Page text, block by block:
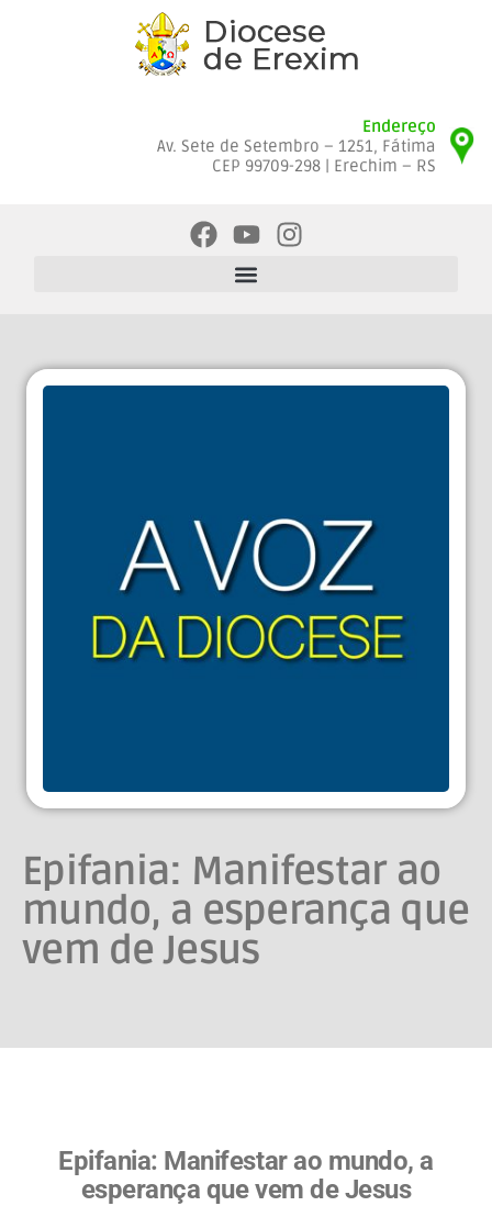
Endereço
Av. Sete de Setembro – 1251, Fátima
CEP 99709-298 | Erechim – RS
Epifania: Manifestar ao
mundo, a esperança que
vem de Jesus
Epifania: Manifestar ao mundo, a
esperança que vem de Jesus